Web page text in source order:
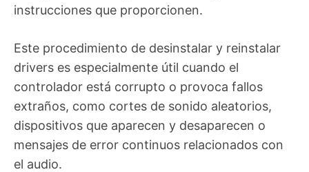
instrucciones que proporcionen.
Este procedimiento de desinstalar y reinstalar
drivers es especialmente útil cuando el
controlador está corrupto o provoca fallos
extraños, como cortes de sonido aleatorios,
dispositivos que aparecen y desaparecen o
mensajes de error continuos relacionados con
el audio.